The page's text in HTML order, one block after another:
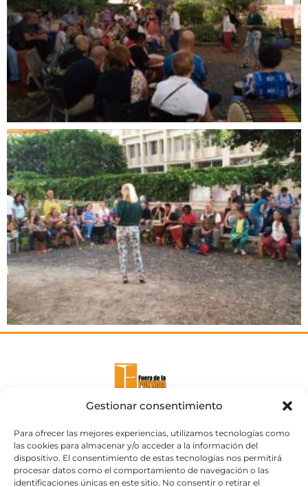
Gestionar consentimiento
Para ofrecer las mejores experiencias, utilizamos tecnologías como
las cookies para almacenar y/o acceder a la información del
dispositivo. El consentimiento de estas tecnologías nos permitirá
procesar datos como el comportamiento de navegación o las
identificaciones únicas en este sitio. No consentir o retirar el